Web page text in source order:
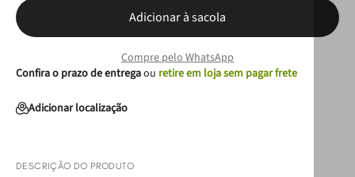
Adicionar à sacola
Compre pelo WhatsApp
Confira o prazo de entregaou retire em loja sem pagar frete
Adicionar localização
DESCRIÇÃO DO PRODUTO